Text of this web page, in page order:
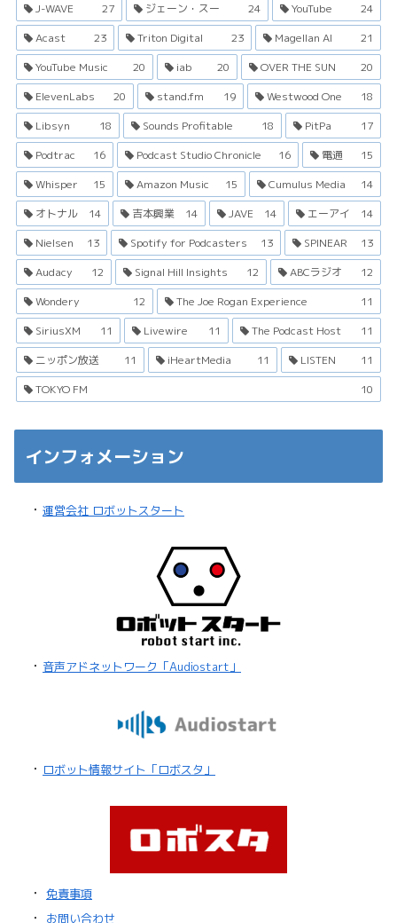
J-WAVE
27 ジェーン・スー 24 YouTube
24
Acast
23 Triton Digital 23 Magellan AI
21
YouTube Music
20 iab 20 OVER THE SUN
20
ElevenLabs
20 stand.fm 19 Westwood One
18
Libsyn
18 Sounds Profitable 18 PitPa
17
Podtrac
16 Podcast Studio Chronicle 16 電通
15
Whisper
15 Amazon Music 15 Cumulus Media
14
オトナル
14 吉本興業 14 JAVE 14 エーアイ
14
Nielsen
13 Spotify for Podcasters 13 SPINEAR
13
Audacy
12 Signal Hill Insights 12 ABCラジオ
12
Wondery
12 The Joe Rogan Experience
11
SiriusXM
11 Livewire 11 The Podcast Host
11
ニッポン放送
11 iHeartMedia 11 LISTEN
11
TOKYO FM
10
インフォメーション
・ 運営会社 ロボットスタート
・ 音声アドネットワーク「Audiostart」
・ ロボット情報サイト「ロボスタ」
・ 免責事項
・ お問い合わせ